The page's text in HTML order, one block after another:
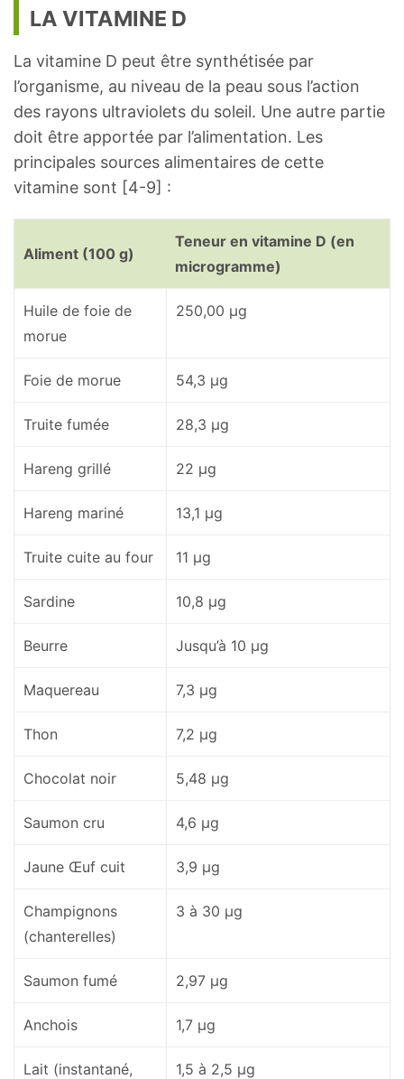
LA VITAMINE D
La vitamine D peut être synthétisée par
l’organisme, au niveau de la peau sous l’action
des rayons ultraviolets du soleil. Une autre partie
doit être apportée par l’alimentation. Les
principales sources alimentaires de cette
vitamine sont [4-9] :
Aliment (100 g)
Teneur en vitamine D (en
microgramme)
Huile de foie de
morue
250,00 µg
Foie de morue 54,3 µg
Truite fumée 28,3 µg
Hareng grillé 22 µg
Hareng mariné 13,1 µg
Truite cuite au four 11 µg
Sardine 10,8 µg
Beurre Jusqu’à 10 µg
Maquereau 7,3 µg
Thon 7,2 µg
Chocolat noir 5,48 µg
Saumon cru 4,6 µg
Jaune Œuf cuit 3,9 µg
Champignons
(chanterelles)
3 à 30 µg
Saumon fumé 2,97 µg
Anchois 1,7 µg
Lait (instantané, 1,5 à 2,5 µg